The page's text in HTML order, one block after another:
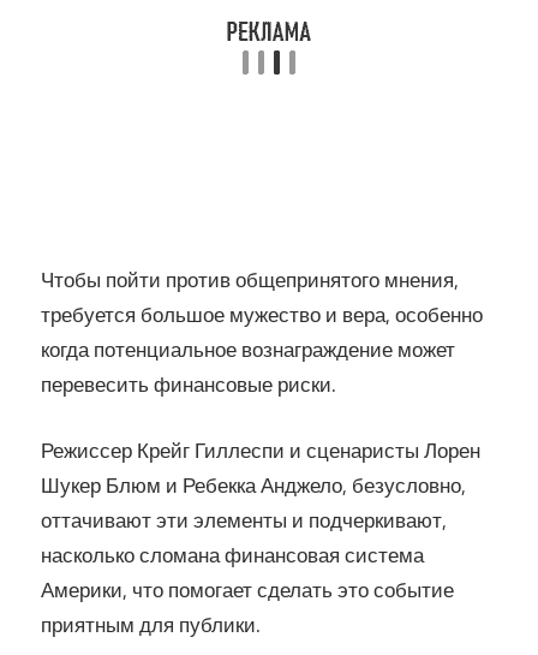
Чтобы пойти против общепринятого мнения,
требуется большое мужество и вера, особенно
когда потенциальное вознаграждение может
перевесить финансовые риски.
Режиссер Крейг Гиллеспи и сценаристы Лорен
Шукер Блюм и Ребекка Анджело, безусловно,
оттачивают эти элементы и подчеркивают,
насколько сломана финансовая система
Америки, что помогает сделать это событие
приятным для публики.